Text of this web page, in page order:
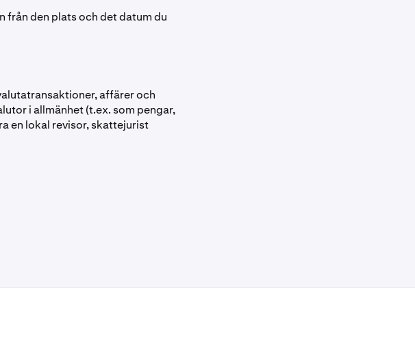
från den plats och det datum du
affärer och
i allmänhet (t.ex. som pengar,
en lokal revisor, skattejurist